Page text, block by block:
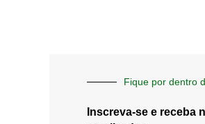
Fique por dentro
Inscreva-se e receba